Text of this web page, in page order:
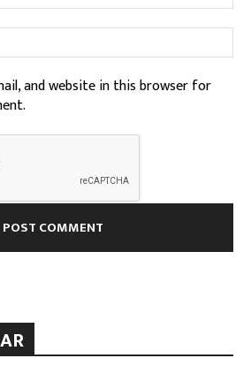
and website in this browser for